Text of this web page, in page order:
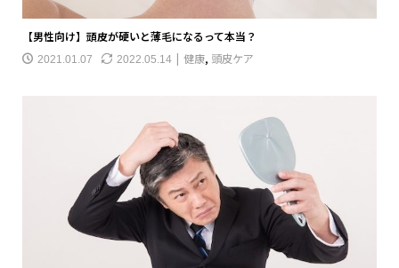
【男性向け】頭皮が硬いと薄毛になるって本当？
2021.01.07 2022.05.14 健康, 頭皮ケア